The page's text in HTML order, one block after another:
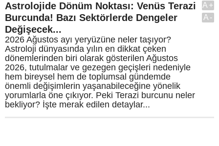
Astrolojide Dönüm Noktası: Venüs Terazi
Burcunda! Bazı Sektörlerde Dengeler
Değişecek...
2026 Ağustos ayı yeryüzüne neler taşıyor?
Astroloji dünyasında yılın en dikkat çeken
dönemlerinden biri olarak gösterilen Ağustos
2026, tutulmalar ve gezegen geçişleri nedeniyle
hem bireysel hem de toplumsal gündemde
önemli değişimlerin yaşanabileceğine yönelik
yorumlarla öne çıkıyor. Peki Terazi burcunu neler
bekliyor? İşte merak edilen detaylar...
A+
A-